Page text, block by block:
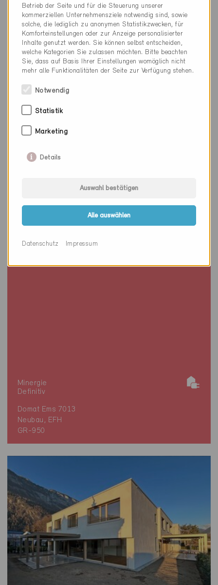
Definitiv
Minergie
Definitiv
Domat Ems 7013
Neubau, EFH
GR-950
Betrieb der Seite und für die Steuerung unserer
kommerziellen Unternehmensziele notwendig sind, sowie
solche, die lediglich zu anonymen Statistikzwecken, für
Komforteinstellungen oder zur Anzeige personalisierter
Inhalte genutzt werden. Sie können selbst entscheiden,
welche Kategorien Sie zulassen möchten. Bitte beachten
Sie, dass auf Basis Ihrer Einstellungen womöglich nicht
mehr alle Funktionalitäten der Seite zur Verfügung stehen.
Notwendig
Statistik
Marketing
Details
Auswahl bestätigen
Alle auswählen
Datenschutz Impressum